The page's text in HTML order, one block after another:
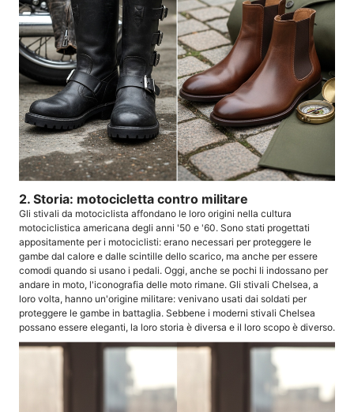
2. Storia: motocicletta contro militare
Gli stivali da motociclista affondano le loro origini nella cultura
motociclistica americana degli anni '50 e '60. Sono stati progettati
appositamente per i motociclisti: erano necessari per proteggere le
gambe dal calore e dalle scintille dello scarico, ma anche per essere
comodi quando si usano i pedali. Oggi, anche se pochi li indossano per
andare in moto, l'iconografia delle moto rimane. Gli stivali Chelsea, a
loro volta, hanno un'origine militare: venivano usati dai soldati per
proteggere le gambe in battaglia. Sebbene i moderni stivali Chelsea
possano essere eleganti, la loro storia è diversa e il loro scopo è diverso.